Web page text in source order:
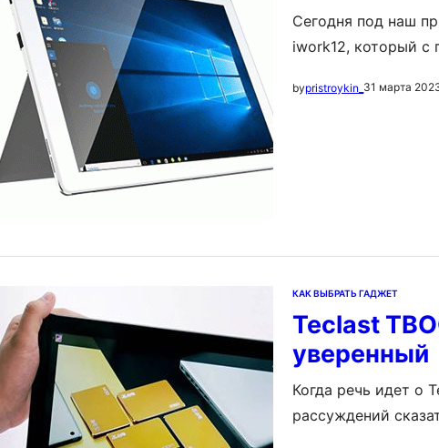
Сегодня под наш
iwork12, который с
рассмотрим, что
bypristroykin_ 31 марта
КАК ВЫБРАТЬ ГАДЖЕТ
Teclast
уверенный
Когда речь идет о
рассуждений